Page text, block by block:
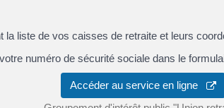
liste de vos caisses de retraite et leurs
numéro de sécurité sociale dans le
Accéder au service en ligne